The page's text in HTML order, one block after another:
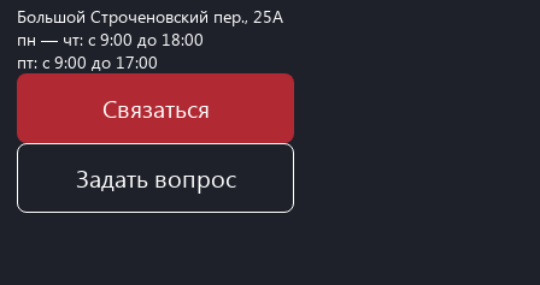
Большой Строченовский пер., 25А
пн — чт: с 9:00 до 18:00
пт: с 9:00 до 17:00
Связаться
Задать вопрос